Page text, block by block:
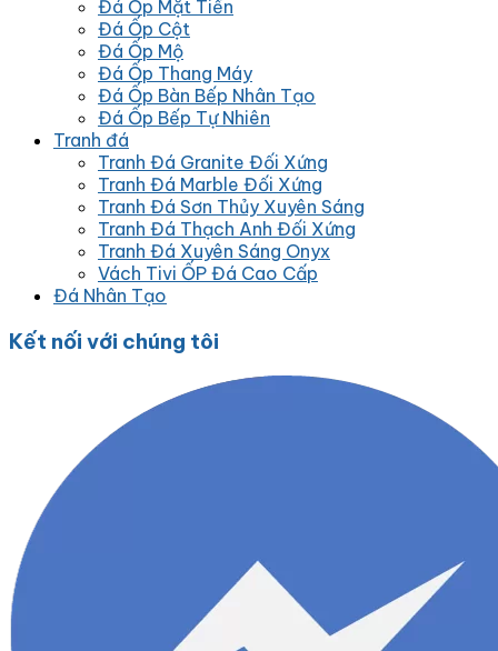
Đá Ốp Mặt Tiền
Đá Ốp Cột
Đá Ốp Mộ
Đá Ốp Thang Máy
Đá Ốp Bàn Bếp Nhân Tạo
Đá Ốp Bếp Tự Nhiên
Tranh đá
Tranh Đá Granite Đối Xứng
Tranh Đá Marble Đối Xứng
Tranh Đá Sơn Thủy Xuyên Sáng
Tranh Đá Thạch Anh Đối Xứng
Tranh Đá Xuyên Sáng Onyx
Vách Tivi ỐP Đá Cao Cấp
Đá Nhân Tạo
Kết nối với chúng tôi